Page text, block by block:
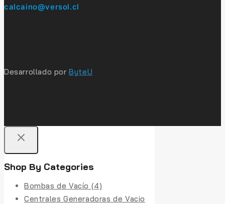
calcaino@versol.cl
Desarrollado porByteU
Shop By Categories
Bombas de Vacío (4)
Centrales Generadoras de Vacio